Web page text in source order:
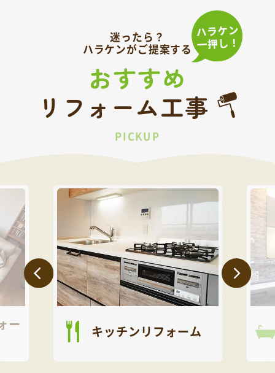
迷ったら？
ハラケンがご提案する
おすすめ
リフォーム工事
PICKUP
ー キッチンリフォーム